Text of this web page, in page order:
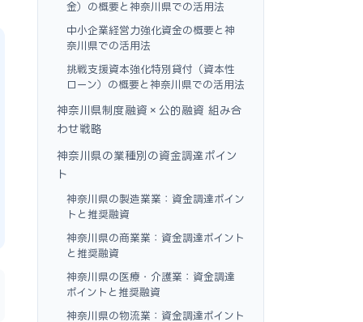
金）の概要と神奈川県での活用法
中小企業経営力強化資金の概要と神
奈川県での活用法
挑戦支援資本強化特別貸付（資本性
ローン）の概要と神奈川県での活用法
神奈川県制度融資×公的融資 組み合
わせ戦略
神奈川県の業種別の資金調達ポイン
ト
神奈川県の製造業業：資金調達ポイン
トと推奨融資
神奈川県の商業業：資金調達ポイント
と推奨融資
神奈川県の医療・介護業：資金調達
ポイントと推奨融資
神奈川県の物流業：資金調達ポイント